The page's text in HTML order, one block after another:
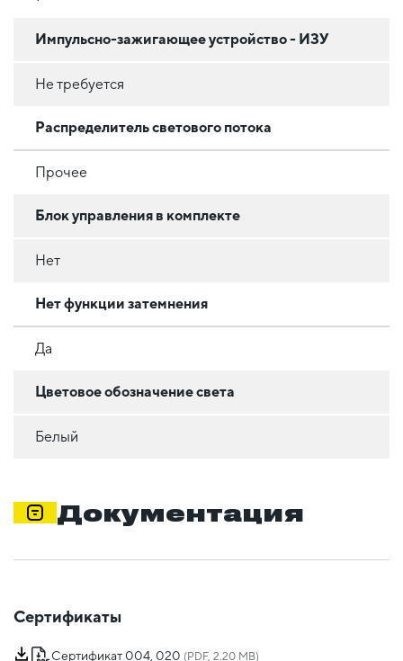
Импульсно-зажигающее устройство - ИЗУ
Не требуется
Распределитель светового потока
Прочее
Блок управления в комплекте
Нет
Нет функции затемнения
Да
Цветовое обозначение света
Белый
Документация
Сертификаты
Сертификат 004, 020 (PDF, 2.20 MB)